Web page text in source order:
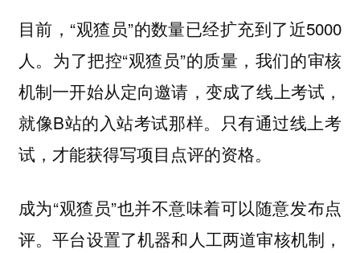
目前，“观猹员”的数量已经扩充到了近5000
人。为了把控“观猹员”的质量，我们的审核
机制一开始从定向邀请，变成了线上考试，
就像B站的入站考试那样。只有通过线上考
试，才能获得写项目点评的资格。
成为“观猹员”也并不意味着可以随意发布点
评。平台设置了机器和人工两道审核机制，